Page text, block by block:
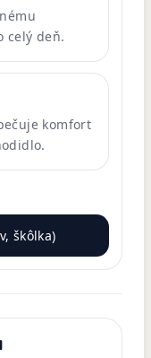
celý deň.
komfort
škôlka)